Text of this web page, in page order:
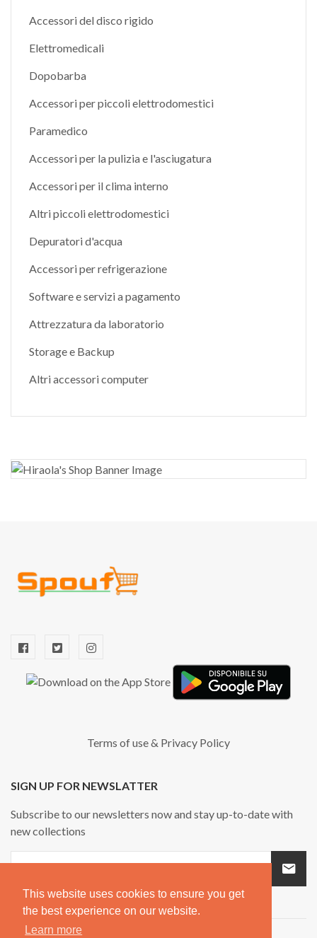
This website uses cookies to ensure you get
the best experience on our website.
Learn more
Accessori del disco rigido
Elettromedicali
Dopobarba
Accessori per piccoli elettrodomestici
Paramedico
Accessori per la pulizia e l'asciugatura
Accessori per il clima interno
Altri piccoli elettrodomestici
Depuratori d'acqua
Accessori per refrigerazione
Software e servizi a pagamento
Attrezzatura da laboratorio
Storage e Backup
Altri accessori computer
Terms of use& Privacy Policy
SIGN UP FOR NEWSLATTER
Subscribe to our newsletters now and stay up-to-date with
new collections